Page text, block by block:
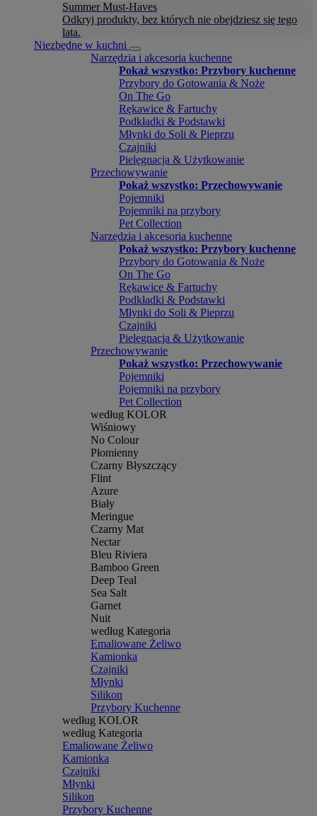
Summer Must-Haves
Odkryj produkty, bez których nie obejdziesz się tego
lata.
Niezbędne w kuchni
Narzędzia i akcesoria kuchenne
Pokaż wszystko: Przybory kuchenne
Przybory do Gotowania & Noże
On The Go
Rękawice & Fartuchy
Podkładki & Podstawki
Młynki do Soli & Pieprzu
Czajniki
Pielęgnacja & Użytkowanie
Przechowywanie
Pokaż wszystko: Przechowywanie
Pojemniki
Pojemniki na przybory
Pet Collection
Narzędzia i akcesoria kuchenne
Pokaż wszystko: Przybory kuchenne
Przybory do Gotowania & Noże
On The Go
Rękawice & Fartuchy
Podkładki & Podstawki
Młynki do Soli & Pieprzu
Czajniki
Pielęgnacja & Użytkowanie
Przechowywanie
Pokaż wszystko: Przechowywanie
Pojemniki
Pojemniki na przybory
Pet Collection
według KOLOR
Wiśniowy
No Colour
Płomienny
Czarny Błyszczący
Flint
Azure
Biały
Meringue
Czarny Mat
Nectar
Bleu Riviera
Bamboo Green
Deep Teal
Sea Salt
Garnet
Nuit
według Kategoria
Emaliowane Żeliwo
Kamionka
Czajniki
Młynki
Silikon
Przybory Kuchenne
według KOLOR
według Kategoria
Emaliowane Żeliwo
Kamionka
Czajniki
Młynki
Silikon
Przybory Kuchenne